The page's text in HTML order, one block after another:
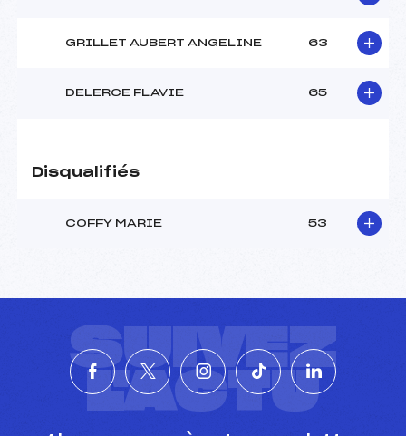
GRILLET AUBERT ANGELINE 63
DELERCE FLAVIE 65
Disqualifiés
COFFY MARIE 53
SUIVEZ
L'ACTU